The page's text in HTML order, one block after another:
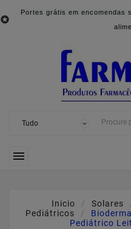

Portes grátis em encomendas

Inicio Solares
Pediátricos
Pediátrico